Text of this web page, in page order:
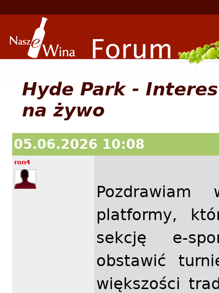
Hyde Park -
na żywo
05.06.2026 10:08
ron4
Pozdrawiam
platformy,
sekcję e-
obstawić
większości